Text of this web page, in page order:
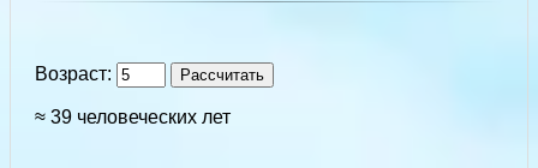
Возраст: Рассчитать
≈ 39 человеческих лет